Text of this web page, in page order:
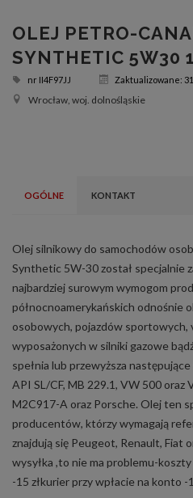
OLEJ PETRO-
SYNTHETIC 5W30
nr II4F97JJ Zaktualizowane:
Wrocław, woj. dolnośląskie
OGÓLNE KONTAKT
Olej silnikowy do samochodów
Synthetic 5W-30 został specjalnie
najbardziej surowym wymogom
północnoamerykańskich odnośnie
osobowych, pojazdów sportowych,
wyposażonych w silniki gazowe
spełnia lub przewyższa
API SL/CF, MB 229.1, VW 500 oraz
M2C917-A oraz Porsche. Olej ten
producentów, którzy wymagają
znajdują się Peugeot, Renault, Fiat
wysyłka ,to nie ma problemu-
-15 złkurier przy wpłacie na konto -